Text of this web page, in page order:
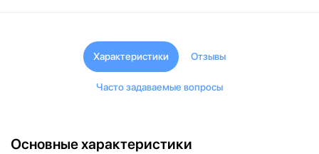
Характеристики Отзывы
Часто задаваемые вопросы
Основные характеристики